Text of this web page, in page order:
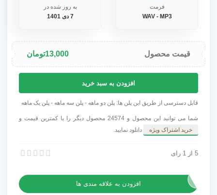
فرمت
WAV - MP3
به روز شده در
7 دی 1401
قیمت محصول 13,000تومان
شاد
مخصوص
On
افزودن به سبد خرید
قابل دسترسی از طریق این پلن ها: پلن دو ماهه - پلن سه ماهه - پلن یک ماهه
شما می توانید این محصول و 24574 محصول دیگر را با کمترین قیمت و
خرید اشتراک ویژه
دانلود نمایید.
آهنگ شاد مخصوص تیزر Happy On
5 از 1 رای
افزودن به علاقه مندی ها